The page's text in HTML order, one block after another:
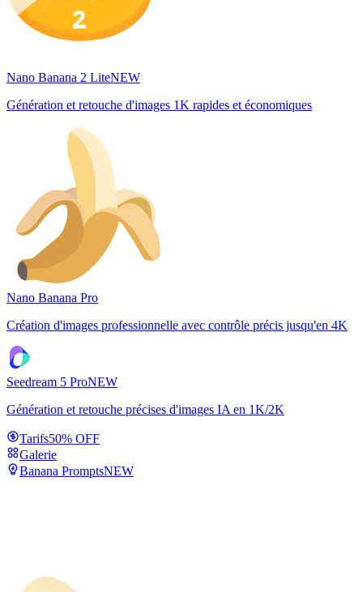
Nano Banana 2 LiteNEW
Génération et retouche d'images 1K rapides et économiques
Nano Banana Pro
Création d'images professionnelle avec contrôle précis jusqu'en 4K
Seedream 5 ProNEW
Génération et retouche précises d'images IA en 1K/2K
Tarifs50% OFF
Galerie
Banana PromptsNEW